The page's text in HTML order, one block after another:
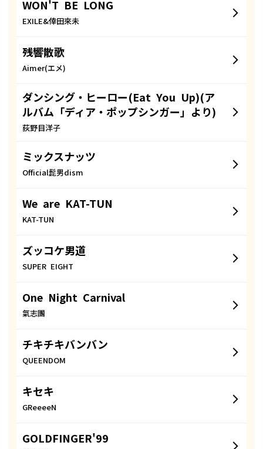
WON'T BE LONG
EXILE&倖田來未
残響散歌
Aimer(エメ)
ダンシング・ヒーロー(Eat You Up)(ア
ルバム「ディア・ポップシンガー」より)
荻野目洋子
ミックスナッツ
Official髭男dism
We are KAT-TUN
KAT-TUN
ズッコケ男道
SUPER EIGHT
One Night Carnival
氣志團
チキチキバンバン
QUEENDOM
キセキ
GReeeeN
GOLDFINGER'99